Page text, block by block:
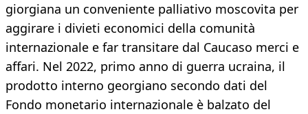
giorgiana un conveniente palliativo moscovita per
aggirare i divieti economici della comunità
internazionale e far transitare dal Caucaso merci e
affari. Nel 2022, primo anno di guerra ucraina, il
prodotto interno georgiano secondo dati del
Fondo monetario internazionale è balzato del